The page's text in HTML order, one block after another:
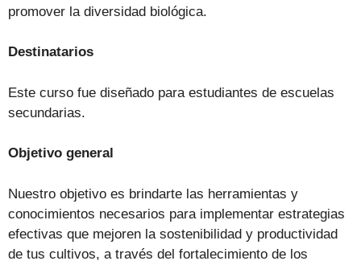
promover la diversidad biológica.
Destinatarios
Este curso fue diseñado para estudiantes de escuelas
secundarias.
Objetivo general
Nuestro objetivo es brindarte las herramientas y
conocimientos necesarios para implementar estrategias
efectivas que mejoren la sostenibilidad y productividad
de tus cultivos, a través del fortalecimiento de los